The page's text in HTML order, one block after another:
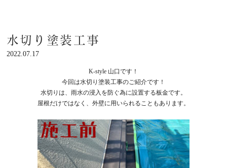
水切り塗装工事
2022.07.17
K-style 山口です！
今回は水切り塗装工事のご紹介です！
水切りは、雨水の浸入を防ぐ為に設置する板金です。
屋根だけではなく、外壁に用いられることもあります。